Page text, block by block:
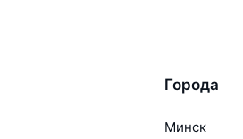
Города
Минск